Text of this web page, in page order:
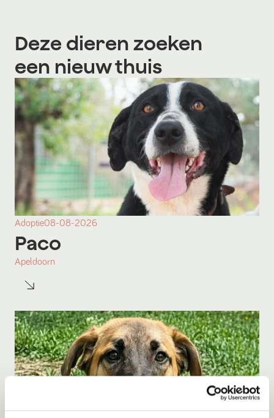
Deze dieren zoeken
een nieuw thuis
Adoptie08-08-2026
Paco
Apeldoorn